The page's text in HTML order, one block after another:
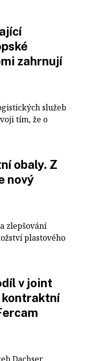
zahrnují
služeb
tím, že o
obaly. Z
nový
zlepšování
plastového
v joint
kontraktní
Dachser